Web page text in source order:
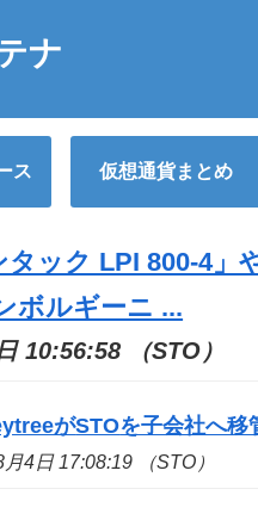
ナ
ス 仮想通貨まとめ
タック LPI 800-4
ボルギーニ ...
10:56:58 （STO）
がSTOを子会社へ
4日 17:08:19 （STO）